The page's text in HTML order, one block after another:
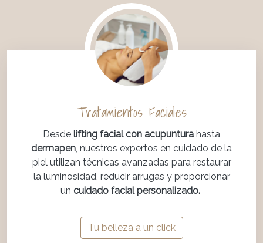
Tratamientos Faciales
Desde lifting facial con acupuntura hasta
dermapen, nuestros expertos en cuidado de la
piel utilizan técnicas avanzadas para restaurar
la luminosidad, reducir arrugas y proporcionar
un cuidado facial personalizado.
Tu belleza a un click